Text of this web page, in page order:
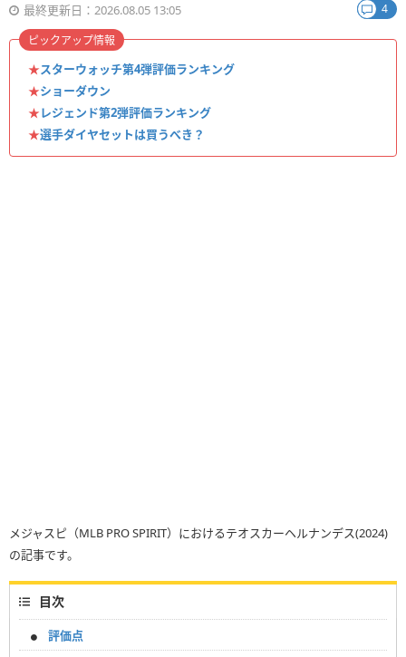
最終更新日：2026.08.05 13:05
4
★スターウォッチ第4弾評価ランキング
★ショーダウン
★レジェンド第2弾評価ランキング
★選手ダイヤセットは買うべき？
ピックアップ情報
メジャスピ（MLB PRO SPIRIT）におけるテオスカーヘルナンデス(2024)
の記事です。
目次
評価点